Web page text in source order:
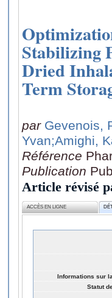
Stabilizing
Dried
Term
par Gevenois,
Yvan;Amighi,
Référence
Publication
Article révisé
ACCÈS EN LIGNE
Informations sur
Statut